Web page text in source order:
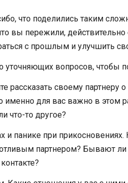
что поделились таким
вы пережили, действительно
с прошлым и улучшить
уточняющих вопросов, чтобы
рассказать своему
именно для вас важно в этом
что-то другое?
и панике при
партнером? Бывают ли